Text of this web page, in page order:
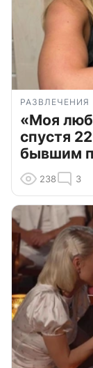
РАЗВЛЕЧЕНИЯ
«Моя
спустя
бывшим
238 3